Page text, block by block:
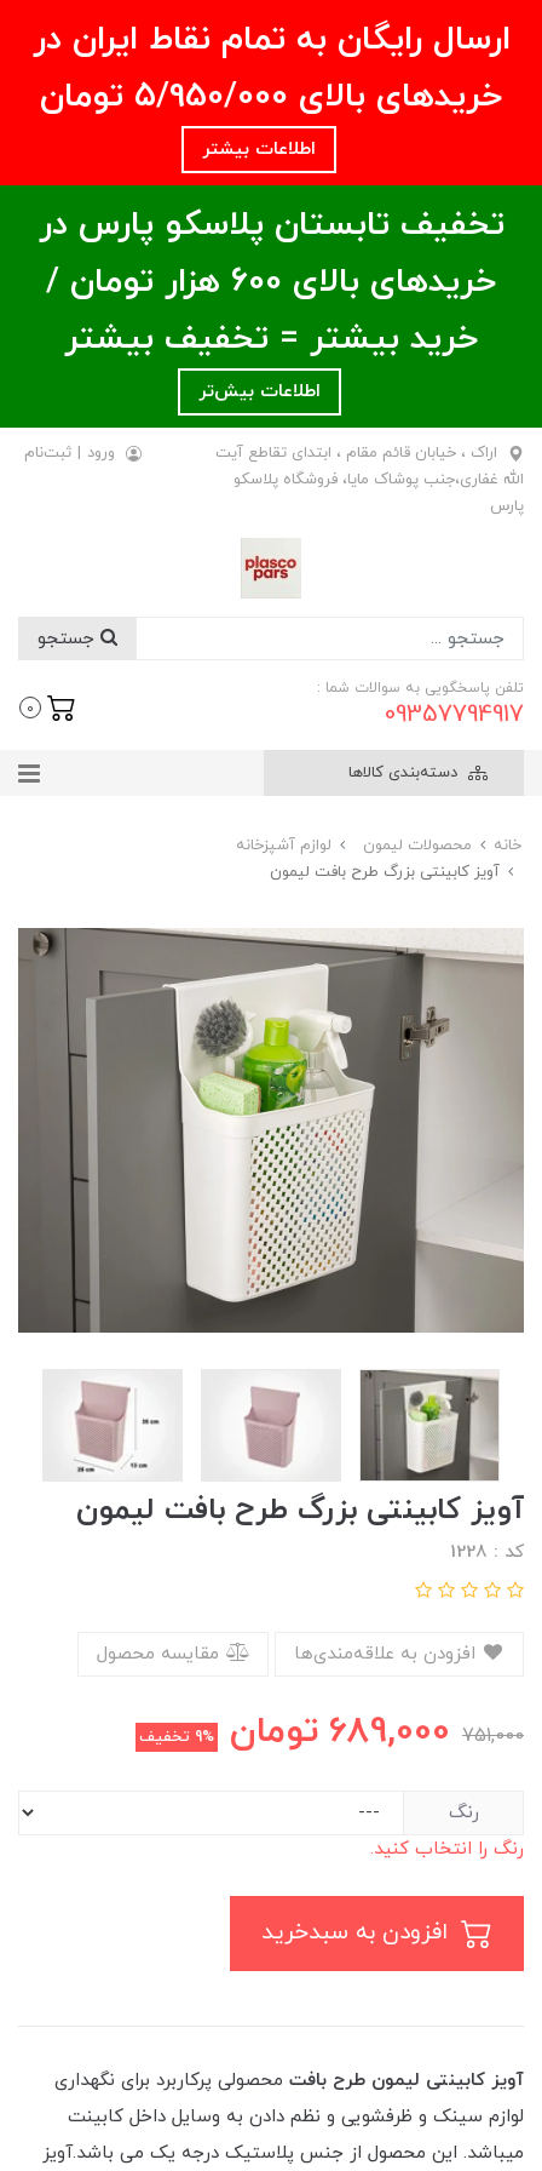
ارسال رایگان به تمام نقاط ایران در
خریدهای بالای ۵/950/000 تومان
اطلاعات بیشتر
تخفیف تابستان پلاسکو پارس در
خریدهای بالای ۶00 هزار تومان /
خرید بیشتر = تخفیف بیشتر
اطلاعات بیش‌تر
اراک ، خیابان قائم مقام ، ابتدای تقاطع آیت
الله غفاری،جنب پوشاک مایا، فروشگاه پلاسکو
پارس
ورود | ثبت‌نام
تلفن پاسخگویی به سوالات شما :
09357794917
0
دسته‌بندی کالاها
خانه محصولات لیمون
لوازم آشپزخانه
آویز کابینتی بزرگ طرح بافت لیمون
آویز کابینتی بزرگ طرح بافت لیمون
کد : 1228
مقایسه محصول
751,000
689,000 تومان 9% تخفیف
رنگ
رنگ را انتخاب کنید.
آویز کابینتی لیمون طرح بافت محصولی پرکاربرد برای نگهداری
لوازم سینک و ظرفشویی و نظم دادن به وسایل داخل کابینت
میباشد. این محصول از جنس پلاستیک درجه یک می باشد.آویز